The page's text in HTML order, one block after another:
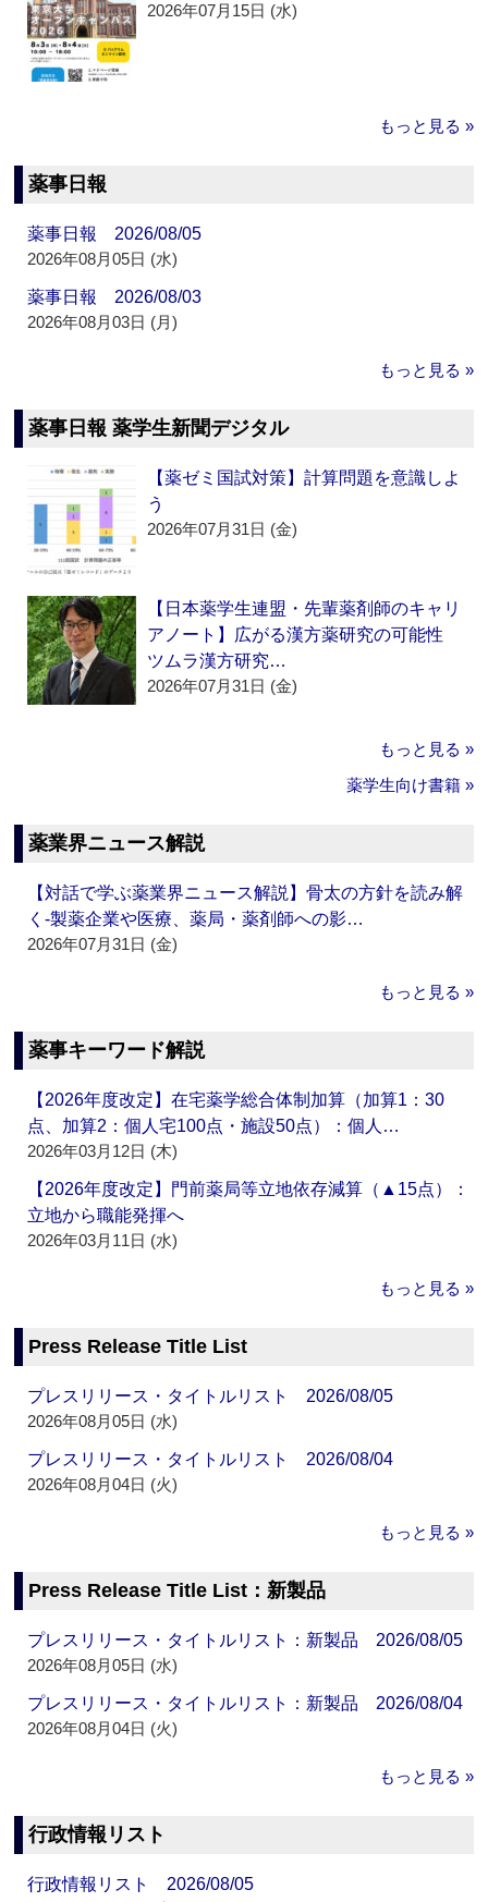
2026年07月15日 (水)
もっと見る »
薬事日報
薬事日報 2026/08/05
2026年08月05日 (水)
薬事日報 2026/08/03
2026年08月03日 (月)
もっと見る »
薬事日報 薬学生新聞デジタル
【薬ゼミ国試対策】計算問題を意識しよ
う
2026年07月31日 (金)
【日本薬学生連盟・先輩薬剤師のキャリ
アノート】広がる漢方薬研究の可能性
ツムラ漢方研究…
2026年07月31日 (金)
もっと見る »
薬学生向け書籍 »
薬業界ニュース解説
【対話で学ぶ薬業界ニュース解説】骨太の方針を読み解
く‐製薬企業や医療、薬局・薬剤師への影…
2026年07月31日 (金)
もっと見る »
薬事キーワード解説
【2026年度改定】在宅薬学総合体制加算（加算1：30
点、加算2：個人宅100点・施設50点）：個人…
2026年03月12日 (木)
【2026年度改定】門前薬局等立地依存減算（▲15点）：
立地から職能発揮へ
2026年03月11日 (水)
もっと見る »
Press Release Title List
プレスリリース・タイトルリスト 2026/08/05
2026年08月05日 (水)
プレスリリース・タイトルリスト 2026/08/04
2026年08月04日 (火)
もっと見る »
Press Release Title List：新製品
プレスリリース・タイトルリスト：新製品 2026/08/05
2026年08月05日 (水)
プレスリリース・タイトルリスト：新製品 2026/08/04
2026年08月04日 (火)
もっと見る »
行政情報リスト
行政情報リスト 2026/08/05